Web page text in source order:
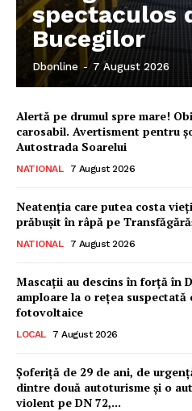
spectaculos
Bucegilor
Dbonline - 7 August 2026
Alertă pe drumul spre mare!
carosabil. Avertisment pentru
Autostrada Soarelui
NATIONAL 7 August 2026
Neatenția care putea costa
prăbușit în râpă pe
NATIONAL 7 August 2026
Mascații au descins în forță în
amploare la o rețea
fotovoltaice
LOCAL 7 August 2026
Șoferiță de 29 de ani, de
dintre două autoturisme și o
violent pe DN 72,...